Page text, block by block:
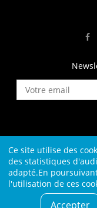
Ce site utilise des
des statistiques
adapté.En
l'utilisation de ces
Accepter
Contact Plan
Charte
Cookies et